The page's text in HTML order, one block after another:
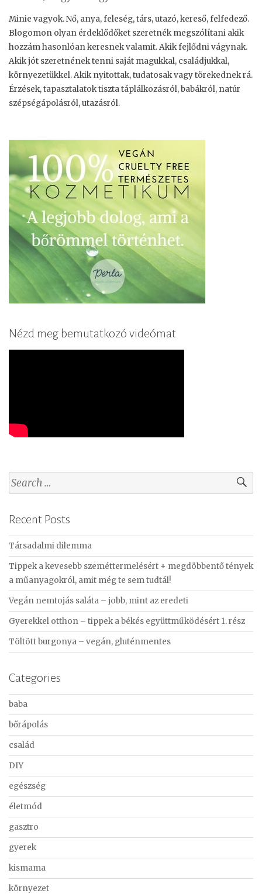
i
e
r
e
c
e
Minie vagyok. Nő, anya, feleség, társ, utazó, kereső, felfedező.
Blogomon olyan érdeklődőket szeretnék megszólítani akik
hozzám hasonlóan keresnek valamit. Akik fejlődni vágynak.
Akik jót szeretnének tenni saját magukkal, családjukkal,
környezetükkel. Akik nyitottak, tudatosak vagy törekednek rá.
Érzések, tapasztalatok tiszta táplálkozásról, babákról, natúr
szépségápolásról, utazásról.
Nézd meg bemutatkozó videómat
S
e
r
c
h
f
o
r
:
Recent Posts
Társadalmi dilemma
Tippek a kevesebb szeméttermelésért + megdöbbentő tények
a műanyagokról, amit még te sem tudtál!
Vegán nemtojás saláta – jobb, mint az eredeti
Gyerekkel otthon – tippek a békés együttműködésért 1. rész
Töltött burgonya – vegán, gluténmentes
Categories
baba
bőrápolás
család
DIY
egészség
életmód
gasztro
gyerek
kismama
környezet